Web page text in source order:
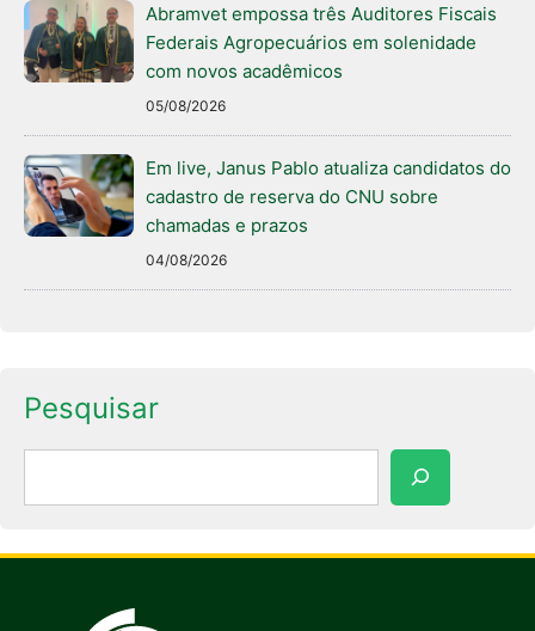
Abramvet empossa três Auditores Fiscais
Federais Agropecuários em solenidade
com novos acadêmicos
05/08/2026
Em live, Janus Pablo atualiza candidatos do
cadastro de reserva do CNU sobre
chamadas e prazos
04/08/2026
Pesquisar